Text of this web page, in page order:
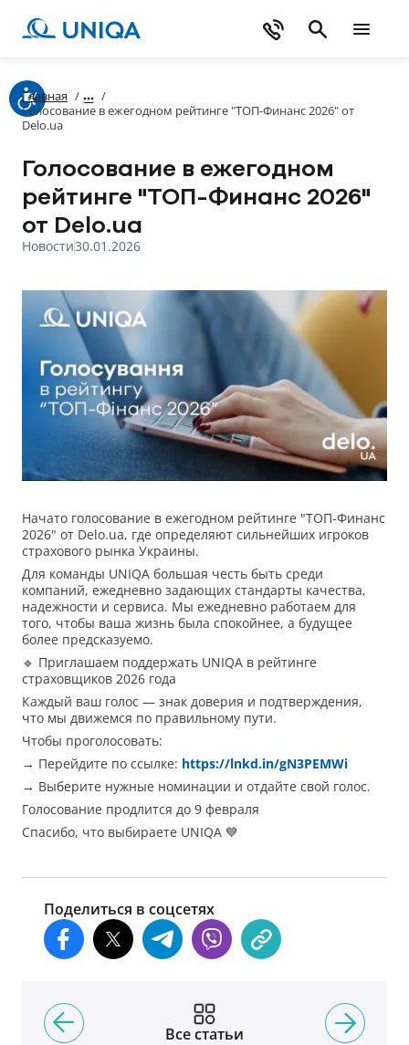
Главная /
/
Голосование в ежегодном рейтинге "ТОП-Финанс 2026" от
Delo.ua
Голосование в ежегодном
рейтинге "ТОП-Финанс 2026"
от Delo.ua
Новости30.01.2026
Начато голосование в ежегодном рейтинге "ТОП-Финанс
2026" от Delo.ua, где определяют сильнейших игроков
страхового рынка Украины.
Для команды UNIQA большая честь быть среди
компаний, ежедневно задающих стандарты качества,
надежности и сервиса. Мы ежедневно работаем для
того, чтобы ваша жизнь была спокойнее, а будущее
более предсказуемо.
🔹 Приглашаем поддержать UNIQA в рейтинге
страховщиков 2026 года
Каждый ваш голос — знак доверия и подтверждения,
что мы движемся по правильному пути.
Чтобы проголосовать:
→ Перейдите по ссылке: https://lnkd.in/gN3PEMWi
→ Выберите нужные номинации и отдайте свой голос.
Голосование продлится до 9 февраля
Спасибо, что выбираете UNIQA 💙
Поделиться в соцсетях
Все статьи